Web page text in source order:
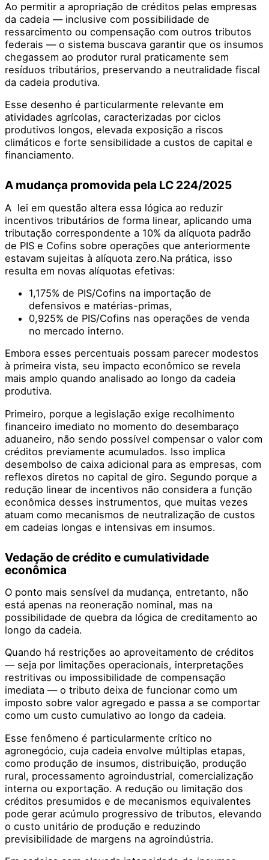
Ao permitir a apropriação de créditos pelas empresas
da cadeia — inclusive com possibilidade de
ressarcimento ou compensação com outros tributos
federais — o sistema buscava garantir que os insumos
chegassem ao produtor rural praticamente sem
resíduos tributários, preservando a neutralidade fiscal
da cadeia produtiva.
Esse desenho é particularmente relevante em
atividades agrícolas, caracterizadas por ciclos
produtivos longos, elevada exposição a riscos
climáticos e forte sensibilidade a custos de capital e
financiamento.
A mudança promovida pela LC 224/2025
A lei em questão altera essa lógica ao reduzir
incentivos tributários de forma linear, aplicando uma
tributação correspondente a 10% da alíquota padrão
de PIS e Cofins sobre operações que anteriormente
estavam sujeitas à alíquota zero.Na prática, isso
resulta em novas alíquotas efetivas:
1,175% de PIS/Cofins na importação de
defensivos e matérias-primas,
0,925% de PIS/Cofins nas operações de venda
no mercado interno.
Embora esses percentuais possam parecer modestos
à primeira vista, seu impacto econômico se revela
mais amplo quando analisado ao longo da cadeia
produtiva.
Primeiro, porque a legislação exige recolhimento
financeiro imediato no momento do desembaraço
aduaneiro, não sendo possível compensar o valor com
créditos previamente acumulados. Isso implica
desembolso de caixa adicional para as empresas, com
reflexos diretos no capital de giro. Segundo porque a
redução linear de incentivos não considera a função
econômica desses instrumentos, que muitas vezes
atuam como mecanismos de neutralização de custos
em cadeias longas e intensivas em insumos.
Vedação de crédito e cumulatividade
econômica
O ponto mais sensível da mudança, entretanto, não
está apenas na reoneração nominal, mas na
possibilidade de quebra da lógica de creditamento ao
longo da cadeia.
Quando há restrições ao aproveitamento de créditos
— seja por limitações operacionais, interpretações
restritivas ou impossibilidade de compensação
imediata — o tributo deixa de funcionar como um
imposto sobre valor agregado e passa a se comportar
como um custo cumulativo ao longo da cadeia.
Esse fenômeno é particularmente crítico no
agronegócio, cuja cadeia envolve múltiplas etapas,
como produção de insumos, distribuição, produção
rural, processamento agroindustrial, comercialização
interna ou exportação. A redução ou limitação dos
créditos presumidos e de mecanismos equivalentes
pode gerar acúmulo progressivo de tributos, elevando
o custo unitário de produção e reduzindo
previsibilidade de margens na agroindústria.